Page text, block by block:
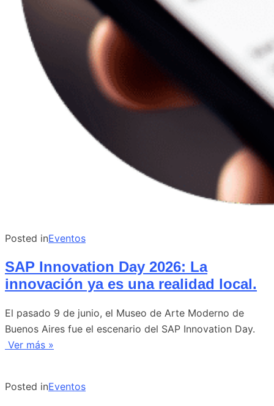
Posted inEventos
SAP Innovation Day 2026: La
innovación ya es una realidad local.
El pasado 9 de junio, el Museo de Arte Moderno de
Buenos Aires fue el escenario del SAP Innovation Day.
Ver más »
Posted inEventos